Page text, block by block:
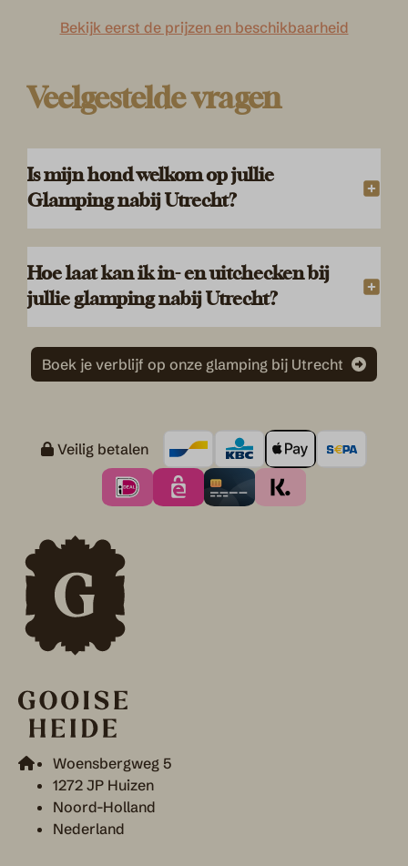
Bekijk eerst de prijzen en beschikbaarheid
Veelgestelde vragen
Is mijn hond welkom op jullie
Glamping nabij Utrecht?
Hoe laat kan ik in- en uitchecken bij
jullie glamping nabij Utrecht?
Boek je verblijf op onze glamping bij Utrecht
Veilig betalen
Woensbergweg 5
1272 JP Huizen
Noord-Holland
Nederland